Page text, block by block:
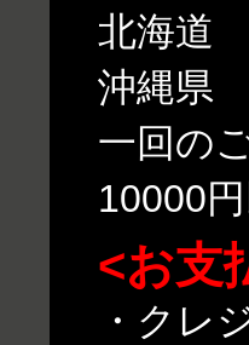
北海道
沖縄県
一回の
10000
<お支
・クレ